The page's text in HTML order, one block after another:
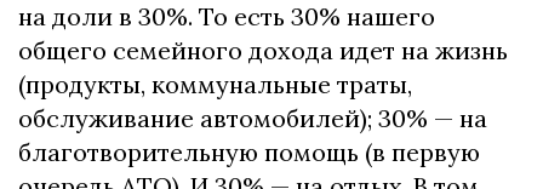
на доли в 30%. То есть 30% нашего
общего семейного дохода идет на жизнь
(продукты, коммунальные траты,
обслуживание автомобилей); 30% — на
благотворительную помощь (в первую